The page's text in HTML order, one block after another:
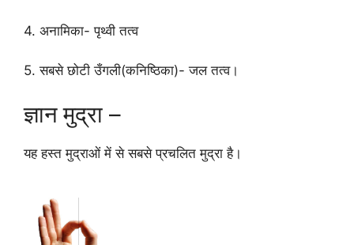
4. अनामिका- पृथ्वी तत्व
5. सबसे छोटी उँगली(कनिष्ठिका)- जल तत्व।
ज्ञान मुद्रा –
यह हस्त मुद्राओं में से सबसे प्रचलित मुद्रा है।